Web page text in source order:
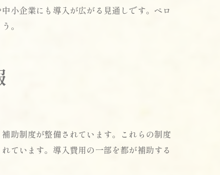
小企業にも導入が広がる見通しです。ペロ
。
助制度が整備されています。これらの制度
ています。導入費用の一部を都が補助する